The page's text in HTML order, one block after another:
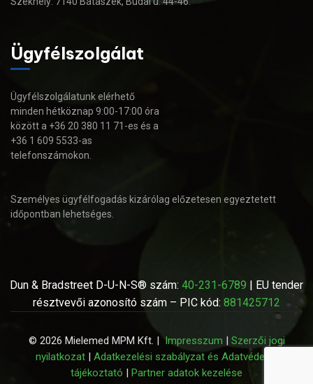
Ügyfélszolgálat
Ügyfélszolgálatunk elérhető
minden hétköznap 9:00-17:00 óra
között a +36 20 380 11 71-es és a
+36 1 609 5533-as
telefonszámokon.
Személyes ügyfélfogadás kizárólag előzetesen egyeztetett
időpontban lehetséges.
Dun & Bradstreet D-U-N-S® szám: 40-231-6789 | EU tender
résztvevői azonosító szám – PIC kód: 881425712
© 2026 Mielemed MPM Kft. |Impresszum | Szerzői jogi
nyilatkozat| Adatkezelési szabályzat és Adatvédelmi
tájékoztató | Partner adatok kezelése